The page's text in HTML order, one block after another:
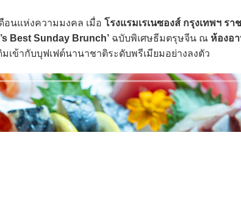
นแห่งความมงคล เมื่อ โรงแรมเรเนซองส์ กรุงเทพฯ รา
Best Sunday Brunch’ ฉบับพิเศษธีมตรุษจีน ณ ห้องอา
เข้ากับบุฟเฟต์นานาชาติระดับพรีเมียมอย่างลงตัว